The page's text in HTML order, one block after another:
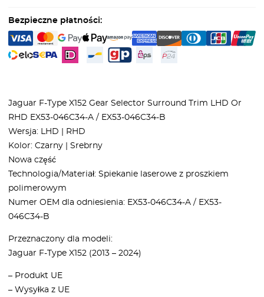
Bezpieczne płatności:
Jaguar F-Type X152 Gear Selector Surround Trim LHD Or
RHD EX53-046C34-A / EX53-046C34-B
Wersja: LHD | RHD
Kolor: Czarny | Srebrny
Nowa część
Technologia/Materiał: Spiekanie laserowe z proszkiem
polimerowym
Numer OEM dla odniesienia: EX53-046C34-A / EX53-
046C34-B
Przeznaczony dla modeli:
Jaguar F-Type X152 (2013 – 2024)
– Produkt UE
– Wysyłka z UE